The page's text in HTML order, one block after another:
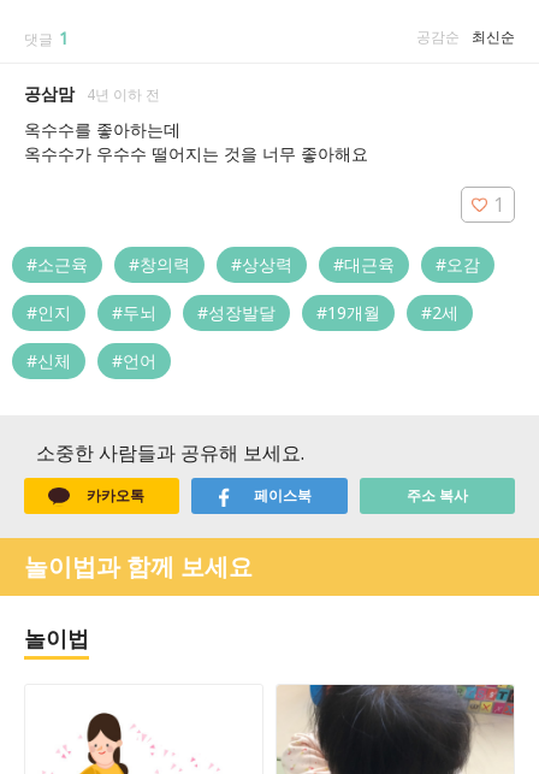
댓글 1 공감순 최신순
공삼맘 4년 이하 전
옥수수를 좋아하는데
옥수수가 우수수 떨어지는 것을 너무 좋아해요
1
#소근육 #창의력 #상상력 #대근육 #오감
#인지 #두뇌 #성장발달 #19개월 #2세
#신체 #언어
소중한 사람들과 공유해 보세요.
카카오톡 페이스북 주소 복사
놀이법과 함께 보세요
놀이법